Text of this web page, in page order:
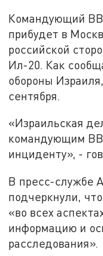
Командующий
прибудет в
российской
Ил-20. Как
обороны
сентября.
«Израильская
командующим
инциденту», -
В пресс-службе
подчеркнули,
«во всех
информацию и
расследования».